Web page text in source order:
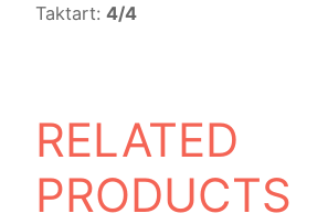
Taktart: 4/4
RELATED
PRODUCTS